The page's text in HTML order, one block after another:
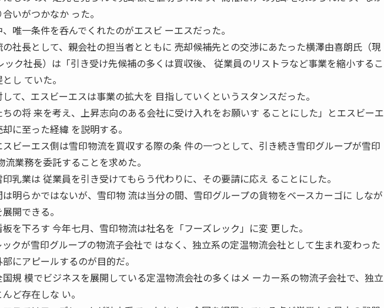
いがつかなか った。
唯一条件を呑んでくれたのがエスビ ーエスだった。
の社長として、親会社の担当者とともに 売却候補先との交渉にあたった横澤由喜朗氏（現
ック社長）は「引き受け先候補の多くは買収後、 従業員のリストラなど事業を縮小するこ
し ていた。
して、エスビーエスは事業の拡大を 目指していくというスタンスだった。
の将 来を考え、上昇志向のある会社に受け入れをお願いす ることにした」とエスビーエ
に至った経緯 を説明する。
スビーエス側は雪印物流を買収する際の条 件の一つとして、引き続き雪印グループが雪印
流業務を委託することを求めた。
印乳業は 従業員を引き受けてもらう代わりに、その要請に応え ることにした。
は明らかではないが、雪印物 流は当分の間、雪印グループの貨物をベースカーゴに しなが
開できる。
を下ろす 今年七月、雪印物流は社名を「フーズレック」に変 更した。
ックが雪印グループの物流子会社で はなく、独立系の定温物流会社として生まれ変わった
にアピールするのが目的だ。
規 模でビジネスを展開している定温物流会社の多くはメ ーカー系の物流子会社で、独立
ど存在しな い。